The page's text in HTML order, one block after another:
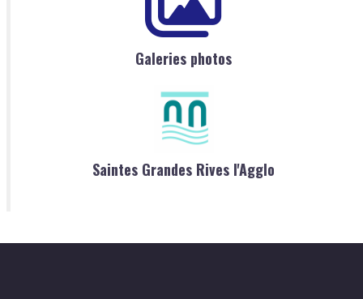
Galeries photos
Saintes Grandes Rives l'Agglo